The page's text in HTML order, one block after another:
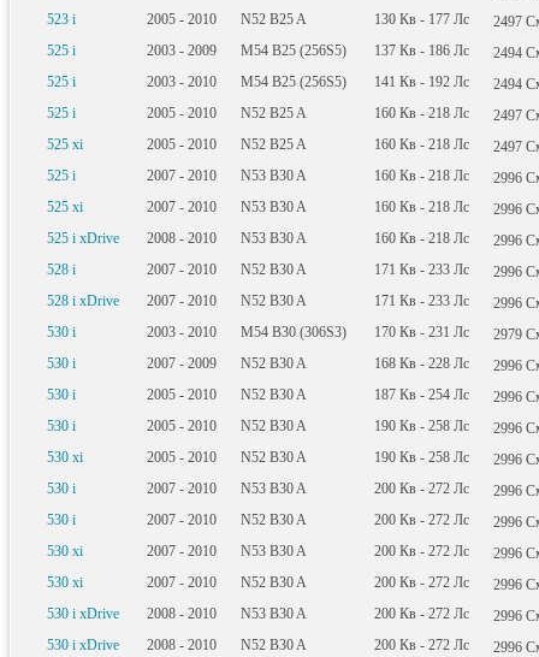
523 i
2005 - 2010 N52 B25 A 130 Кв - 177 Лс 2497
525 i
2003 - 2009 M54 B25 (256S5) 137 Кв - 186 Лс 2494
525 i
2003 - 2010 M54 B25 (256S5) 141 Кв - 192 Лс 2494
525 i
2005 - 2010 N52 B25 A 160 Кв - 218 Лс 2497
525 xi
2005 - 2010 N52 B25 A 160 Кв - 218 Лс 2497
525 i
2007 - 2010 N53 B30 A 160 Кв - 218 Лс 2996
525 xi
2007 - 2010 N53 B30 A 160 Кв - 218 Лс 2996
525 i xDrive
2008 - 2010 N53 B30 A 160 Кв - 218 Лс 2996
528 i
2007 - 2010 N52 B30 A 171 Кв - 233 Лс 2996
528 i xDrive
2007 - 2010 N52 B30 A 171 Кв - 233 Лс 2996
530 i
2003 - 2010 M54 B30 (306S3) 170 Кв - 231 Лс 2979
530 i
2007 - 2009 N52 B30 A 168 Кв - 228 Лс 2996
530 i
2005 - 2010 N52 B30 A 187 Кв - 254 Лс 2996
530 i
2005 - 2010 N52 B30 A 190 Кв - 258 Лс 2996
530 xi
2005 - 2010 N52 B30 A 190 Кв - 258 Лс 2996
530 i
2007 - 2010 N53 B30 A 200 Кв - 272 Лс 2996
530 i
2007 - 2010 N52 B30 A 200 Кв - 272 Лс 2996
530 xi
2007 - 2010 N53 B30 A 200 Кв - 272 Лс 2996
530 xi
2007 - 2010 N52 B30 A 200 Кв - 272 Лс 2996
530 i xDrive
2008 - 2010 N53 B30 A 200 Кв - 272 Лс 2996
530 i xDrive
2008 - 2010 N52 B30 A 200 Кв - 272 Лс 2996